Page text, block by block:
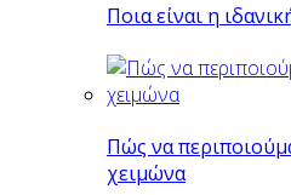
Ποια είναι η
Πώς να
χειμώνα